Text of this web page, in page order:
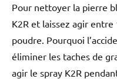
Pour nettoyer la pierre
K2R et laissez agir
poudre. Pourquoi
éliminer les taches de
agir le spray K2R